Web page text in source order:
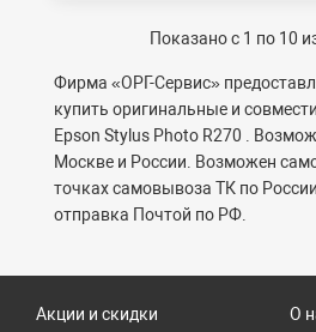
Показано с 1 по 10
Фирма «ОРГ-Сервис»
купить оригинальные и
Epson Stylus Photo R270 .
Москве и России. Возможен
точках самовывоза ТК по
отправка Почтой по РФ.
Акции и скидки
О